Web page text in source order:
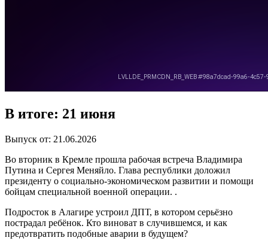
В итоге: 21 июня
Выпуск от: 21.06.2026
Во вторник в Кремле прошла рабочая встреча Владимира
Путина и Сергея Меняйло. Глава республики доложил
президенту о социально-экономическом развитии и помощи
бойцам специальной военной операции. .
Подросток в Алагире устроил ДПТ, в котором серьёзно
пострадал ребёнок. Кто виноват в случившемся, и как
предотвратить подобные аварии в будущем?